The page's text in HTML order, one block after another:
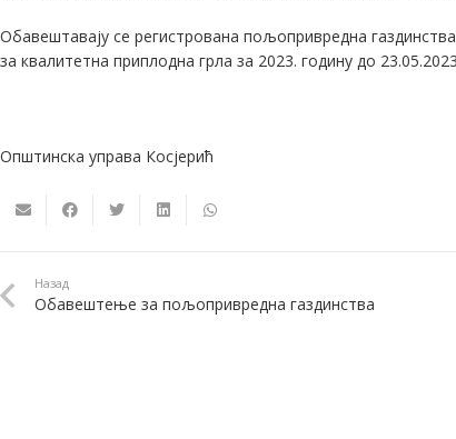
Обавештавају се регистрована пољопривредна
за квалитетна приплодна грла за 2023. годину до
Општинска управа Косјерић
Назад
Обавештење за пољопривредна газдинства